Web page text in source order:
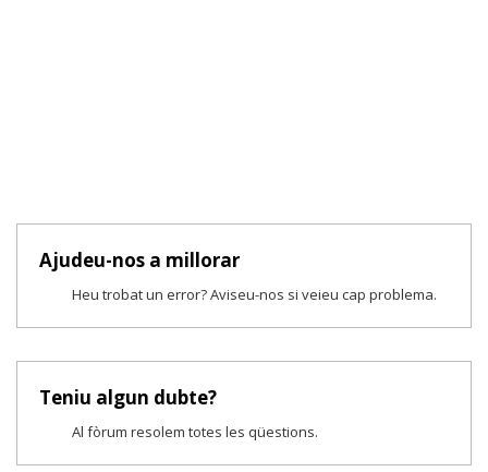
Ajudeu-nos a millorar
Heu trobat un error? Aviseu-nos si veieu cap problema.
Teniu algun dubte?
Al fòrum resolem totes les qüestions.